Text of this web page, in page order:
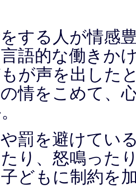
する人が情感
語的な働きか
が声を出した
情をこめて、
罰を避けてい
り、怒鳴った
子どもに制約を